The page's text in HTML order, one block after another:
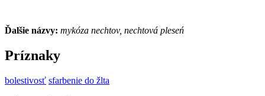
Ďalšie názvy: mykóza nechtov, nechtová pleseń
Príznaky
bolestivosť sfarbenie do žlta